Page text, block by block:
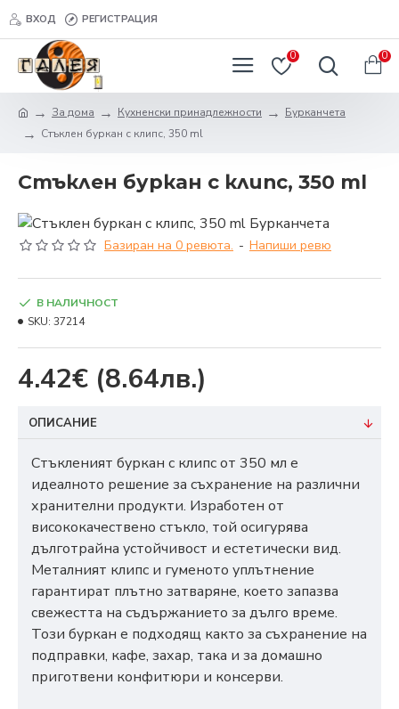
ВХОД РЕГИСТРАЦИЯ
0 0
За дома Кухненски принадлежности
Бурканчета
Стъклен буркан с клипс, 350 ml
Стъклен буркан с клипс, 350 ml
Базиран на 0 ревюта. - Напиши ревю
4.42€ (8.64лв.)
В НАЛИЧНОСТ
SKU: 37214
ОПИСАНИЕ
Стъкленият буркан с клипс от 350 мл е
идеалното решение за съхранение на различни
хранителни продукти. Изработен от
висококачествено стъкло, той осигурява
дълготрайна устойчивост и естетически вид.
Металният клипс и гуменото уплътнение
гарантират плътно затваряне, което запазва
свежестта на съдържанието за дълго време.
Този буркан е подходящ както за съхранение на
подправки, кафе, захар, така и за домашно
приготвени конфитюри и консерви.